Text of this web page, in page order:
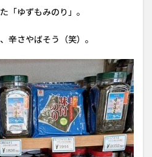
「ゆずもみのり」。
辛さやばそう（笑）。